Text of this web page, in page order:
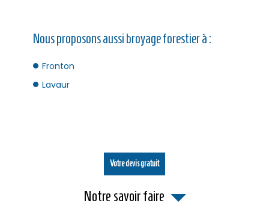
Nous proposons aussi broyage forestier à :
Fronton
Lavaur
Votre devis gratuit
Notre savoir faire